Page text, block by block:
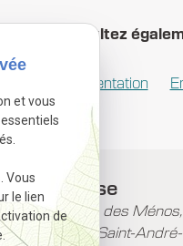
Consultez
Présentation
Adresse
16 Rue des Ménos,
44117 Saint-
et vous
Vous
le lien
de